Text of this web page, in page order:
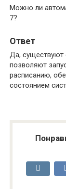
Можно ли
7?
Ответ
Да, существуют
позволяют
расписанию,
состоянием